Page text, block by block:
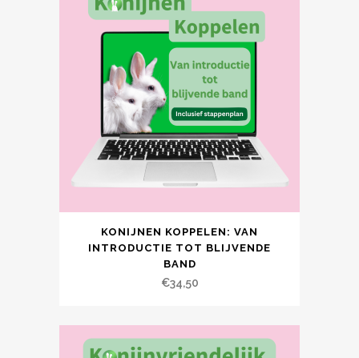
KONIJNEN KOPPELEN: VAN
INTRODUCTIE TOT BLIJVENDE
BAND
€34,50